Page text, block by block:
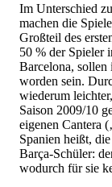
Im Unterschied
machen die
Großteil des
50 % der Spieler
Barcelona, sollen
worden sein.
wiederum
Saison 2009/10
eigenen Cantera
Spanien heißt,
Barça-Schüler:
wodurch für sie